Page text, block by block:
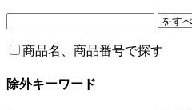
商品名、商品番号で探す
除外キーワード